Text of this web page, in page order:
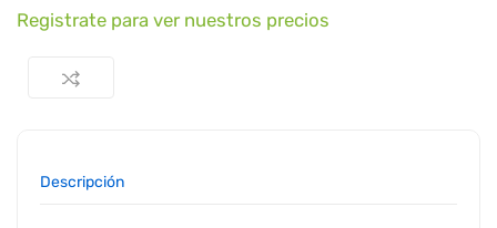
Registrate para ver nuestros precios
Descripción